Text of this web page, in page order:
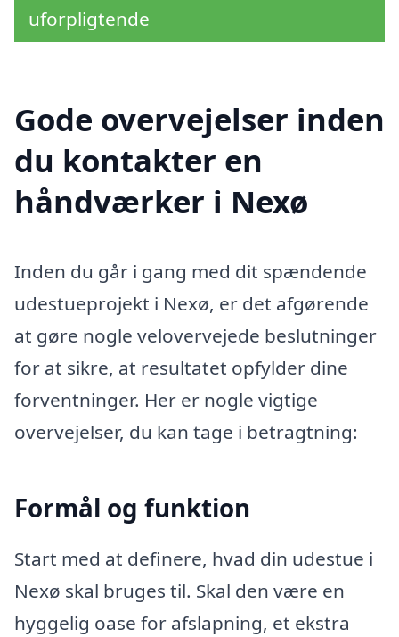
uforpligtende
Gode overvejelser inden
du kontakter en
håndværker i Nexø
Inden du går i gang med dit spændende
udestueprojekt i Nexø, er det afgørende
at gøre nogle velovervejede beslutninger
for at sikre, at resultatet opfylder dine
forventninger. Her er nogle vigtige
overvejelser, du kan tage i betragtning:
Formål og funktion
Start med at definere, hvad din udestue i
Nexø skal bruges til. Skal den være en
hyggelig oase for afslapning, et ekstra